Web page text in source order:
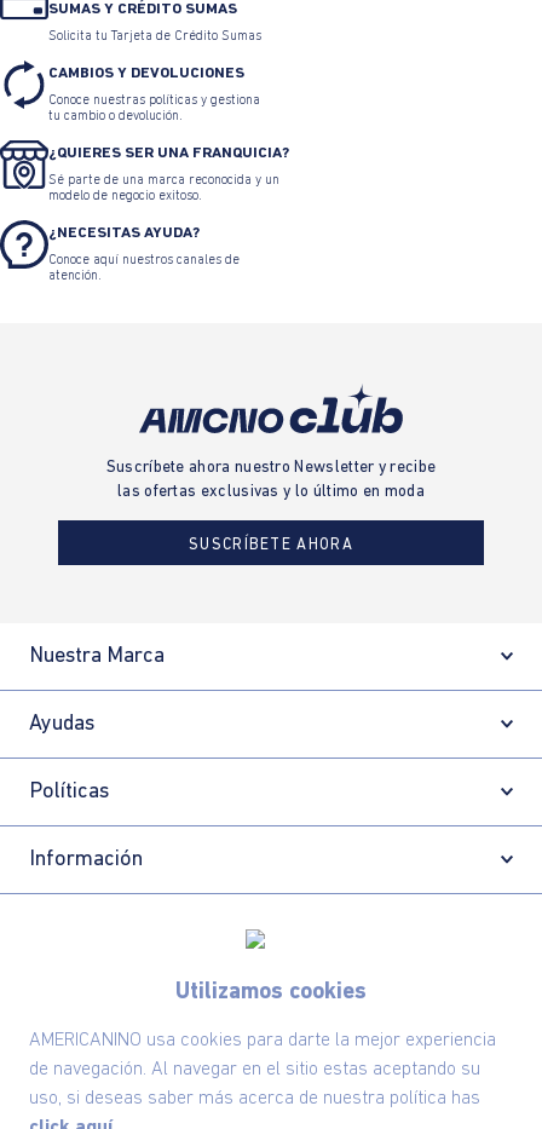
Utilizamos cookies
AMERICANINO usa cookies para darte la mejor experiencia
de navegación. Al navegar en el sitio estas aceptando su
uso, si deseas saber más acerca de nuestra política has
SUMAS Y CRÉDITO SUMAS
Solicita tu Tarjeta de Crédito Sumas
CAMBIOS Y DEVOLUCIONES
Conoce nuestras políticas y gestiona
tu cambio o devolución.
¿QUIERES SER UNA FRANQUICIA?
Sé parte de una marca reconocida y un
modelo de negocio exitoso.
¿NECESITAS AYUDA?
Conoce aquí nuestros canales de
atención.
Suscríbete ahora nuestro Newsletter y recibe
las ofertas exclusivas y lo último en moda
SUSCRÍBETE AHORA
Nuestra Marca
Ayudas
Políticas
Información